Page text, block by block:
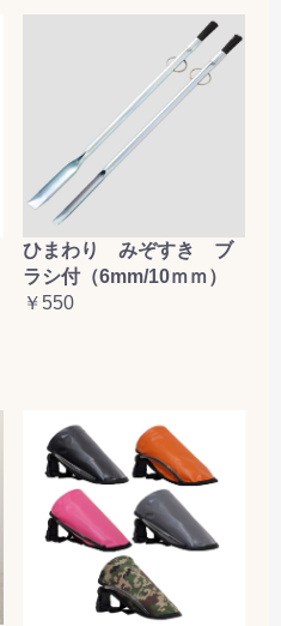
ひまわり みぞすき ブ
ラシ付（6mm/10ｍｍ）
￥550